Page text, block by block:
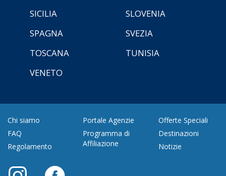
SICILIA
SLOVENIA
SPAGNA
SVEZIA
TOSCANA
TUNISIA
VENETO
Chi siamo
FAQ
Regolamento
Portale Agenzie
Programma di
Affiliazione
Offerte Speciali
Destinazioni
Notizie